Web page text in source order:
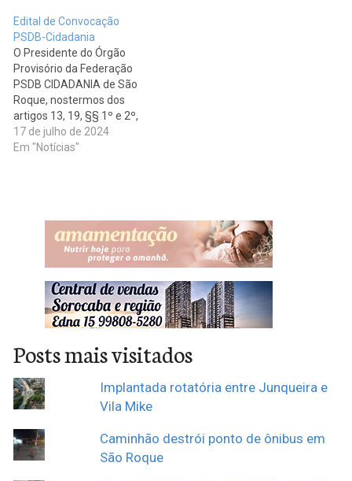
Edital de Convocação
PSDB-Cidadania
O Presidente do Órgão
Provisório da Federação
PSDB CIDADANIA de São
Roque, nostermos dos
artigos 13, 19, §§ 1º e 2º,
sem prejuízo de outros do
Estatuto da Federação,vem
para a eleição de 2024, a
ser realizada em 24…
17 de julho de 2024
Em "Notícias"
Posts mais visitados
Implantada rotatória entre Junqueira e
Vila Mike
Caminhão destrói ponto de ônibus em
São Roque